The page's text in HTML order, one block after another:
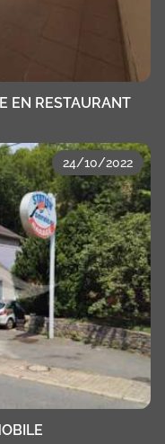
EN RESTAURANT
24/10/2022